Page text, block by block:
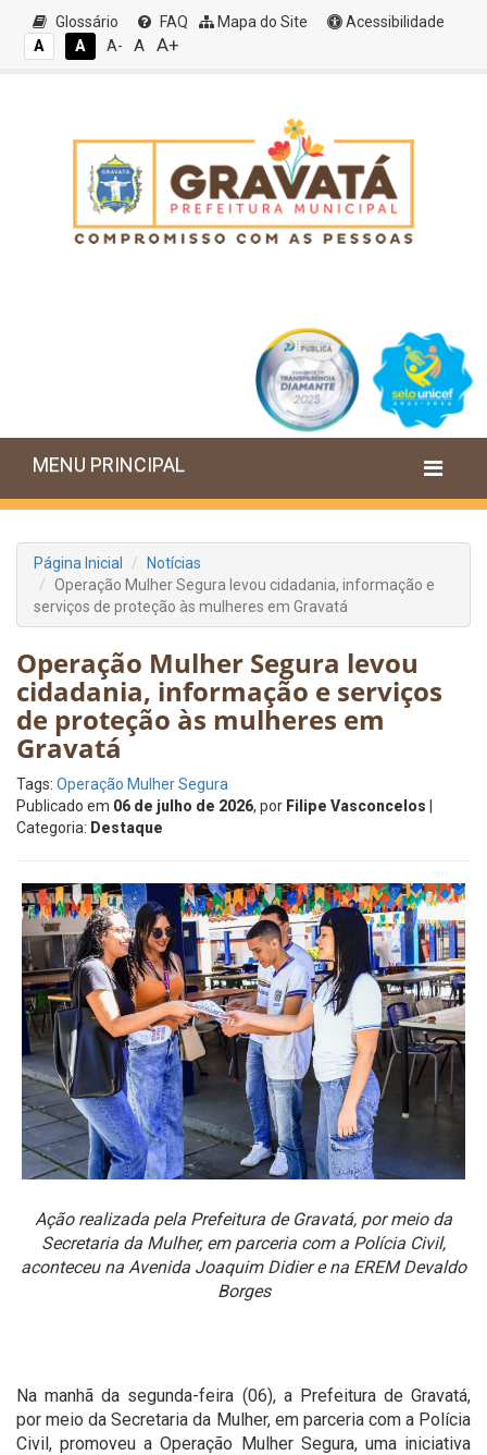
Glossário FAQ Mapa do Site
Acessibilidade
A
A A- A A+
MENU PRINCIPAL
Página Inicial
Notícias
Operação Mulher Segura levou cidadania, informação e
serviços de proteção às mulheres em Gravatá
Operação Mulher Segura levou
cidadania, informação e serviços
de proteção às mulheres em
Gravatá
Tags: Operação Mulher Segura
Publicado em 06 de julho de 2026, por Filipe Vasconcelos
Categoria: Destaque
Ação realizada pela Prefeitura de Gravatá, por meio da
Secretaria da Mulher, em parceria com a Polícia Civil,
aconteceu na Avenida Joaquim Didier e na EREM Devaldo
Borges
Na manhã da segunda-feira (06), a Prefeitura de Gravatá,
por meio da Secretaria da Mulher, em parceria com a Polícia
Civil, promoveu a Operação Mulher Segura, uma iniciativa